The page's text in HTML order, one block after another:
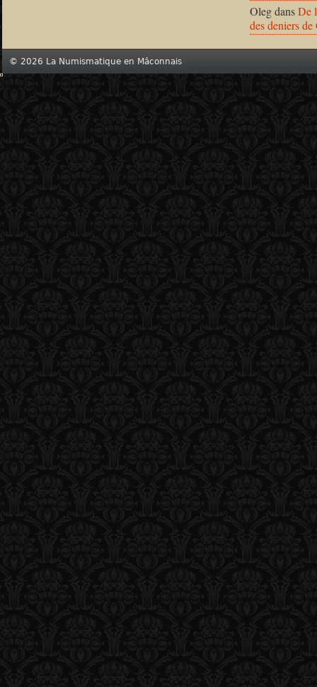
OlegdansDe
des deniers
© 2026 La Numismatique en Mâconnais